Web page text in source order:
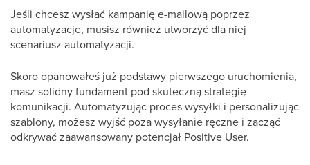
Jeśli chcesz wysłać kampanię e-mailową poprzez
automatyzacje, musisz również utworzyć dla niej
scenariusz automatyzacji.
Skoro opanowałeś już podstawy pierwszego uruchomienia,
masz solidny fundament pod skuteczną strategię
komunikacji. Automatyzując proces wysyłki i personalizując
szablony, możesz wyjść poza wysyłanie ręczne i zacząć
odkrywać zaawansowany potencjał Positive User.